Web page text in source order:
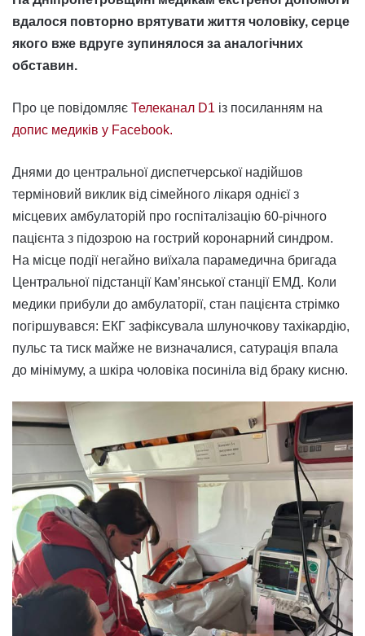
вдалося повторно врятувати життя чоловіку, серце
якого вже вдруге зупинялося за аналогічних
обставин.
Про це повідомляє Телеканал D1 із посиланням на
допис медиків у Facebook.
Днями до центральної диспетчерської надійшов
терміновий виклик від сімейного лікаря однієї з
місцевих амбулаторій про госпіталізацію 60-річного
пацієнта з підозрою на гострий коронарний синдром.
На місце події негайно виїхала парамедична бригада
Центральної підстанції Кам’янської станції ЕМД. Коли
медики прибули до амбулаторії, стан пацієнта стрімко
погіршувався: ЕКГ зафіксувала шлуночкову тахікардію,
пульс та тиск майже не визначалися, сатурація впала
до мінімуму, а шкіра чоловіка посиніла від браку кисню.